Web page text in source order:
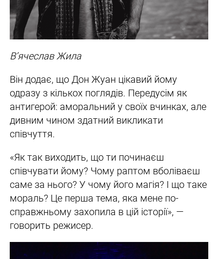
В’ячеслав Жила
Він додає, що Дон Жуан цікавий йому
одразу з кількох поглядів. Передусім як
антигерой: аморальний у своїх вчинках, але
дивним чином здатний викликати
співчуття.
«Як так виходить, що ти починаєш
співчувати йому? Чому раптом вболіваєш
саме за нього? У чому його магія? І що таке
мораль? Це перша тема, яка мене по-
справжньому захопила в цій історії», —
говорить режисер.